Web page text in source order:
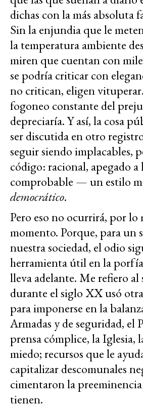
dichas con la más absoluta
Sin la enjundia que le
la temperatura ambiente
miren que cuentan con
se podría criticar con
no critican, eligen
fogoneo constante del
depreciaría. Y así, la cosa
ser discutida en otro
seguir siendo implacables,
código: racional, apegado a
comprobable — un estilo
democrático.
Pero eso no ocurrirá, por lo
momento. Porque, para un
nuestra sociedad, el odio
herramienta útil en la
lleva adelante. Me refiero al
durante el siglo XX usó
para imponerse en la
Armadas y de seguridad, el
prensa cómplice, la Iglesia,
miedo; recursos que le
capitalizar descomunales
cimentaron la
tienen.